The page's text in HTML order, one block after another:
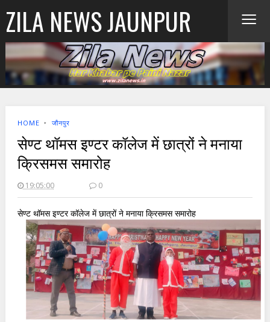
ZILA NEWS JAUNPUR ≡
HOME ‣ जौनपुर
सेण्ट थॉमस इण्टर कॉलेज में छात्रों ने मनाया
क्रिसमस समारोह
19:05:00 0
सेण्ट थॉमस इण्टर कॉलेज में छात्रों ने मनाया क्रिसमस समारोह